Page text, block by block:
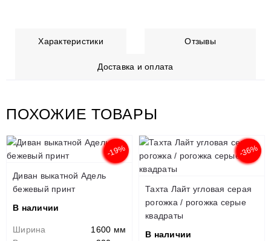
Характеристики Отзывы
Доставка и оплата
ПОХОЖИЕ ТОВАРЫ
-19%
Диван выкатной Адель
бежевый принт
В наличии
Ширина
1600 мм
-36%
Тахта Лайт угловая серая
рогожка / рогожка серые
квадраты
В наличии